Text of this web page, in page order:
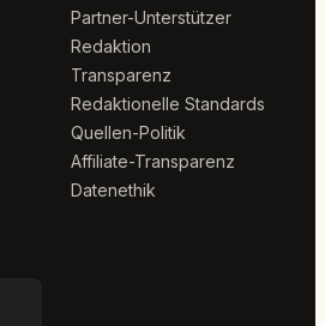
Partner-Unterstützer
Redaktion
Transparenz
Redaktionelle Standards
Quellen-Politik
Affiliate-Transparenz
Datenethik